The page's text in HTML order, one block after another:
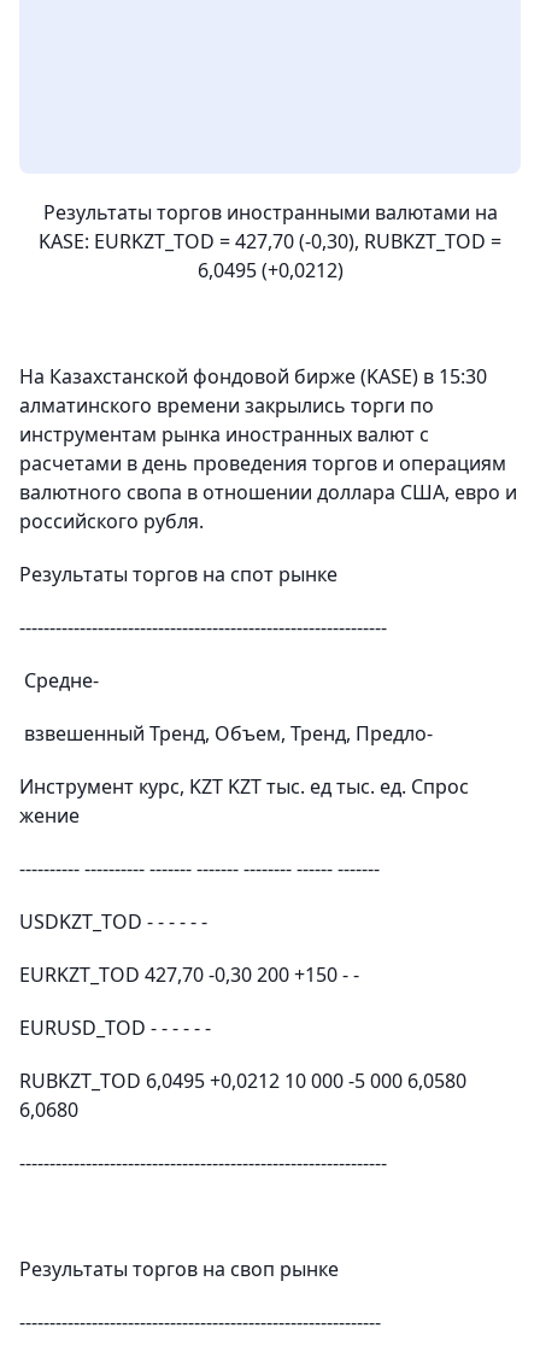
Результаты торгов иностранными валютами на
KASE: EURKZT_TOD = 427,70 (-0,30), RUBKZT_TOD =
6,0495 (+0,0212)
На Казахстанской фондовой бирже (KASE) в 15:30
алматинского времени закрылись торги по
инструментам рынка иностранных валют с
расчетами в день проведения торгов и операциям
валютного свопа в отношении доллара США, евро и
российского рубля.
Результаты торгов на спот рынке
-------------------------------------------------------------
Средне-
взвешенный Тренд, Объем, Тренд, Предло-
Инструмент курс, KZT KZT тыс. ед тыс. ед. Спрос
жение
---------- ---------- ------- ------- -------- ------ -------
USDKZT_TOD - - - - - -
EURKZT_TOD 427,70 -0,30 200 +150 - -
EURUSD_TOD - - - - - -
RUBKZT_TOD 6,0495 +0,0212 10 000 -5 000 6,0580
6,0680
-------------------------------------------------------------
Результаты торгов на своп рынке
------------------------------------------------------------